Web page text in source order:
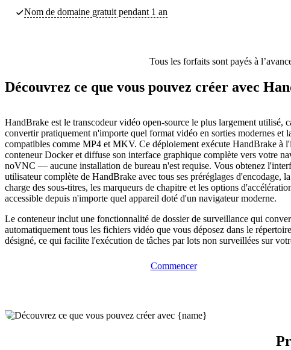
Nom de domaine gratuit pendant 1 an
Tous les forfaits sont payés à
Découvrez ce que vous pouvez créer avec
HandBrake est le transcodeur vidéo open-source le plus largement utilisé,
convertir pratiquement n'importe quel format vidéo en sorties modernes et
compatibles comme MP4 et MKV. Ce déploiement exécute HandBrake à
conteneur Docker et diffuse son interface graphique complète vers votre
noVNC — aucune installation de bureau n'est requise. Vous obtenez
utilisateur complète de HandBrake avec tous ses préréglages d'encodage,
charge des sous-titres, les marqueurs de chapitre et les options
accessible depuis n'importe quel appareil doté d'un navigateur moderne.
Le conteneur inclut une fonctionnalité de dossier de surveillance qui
automatiquement tous les fichiers vidéo que vous déposez dans le
désigné, ce qui facilite l'exécution de tâches par lots non surveillées sur
Commencer